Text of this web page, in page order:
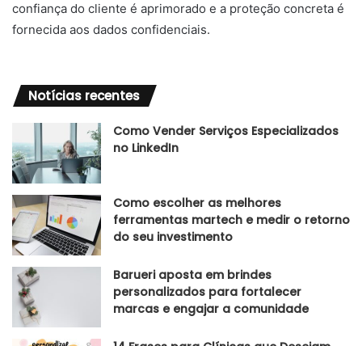
confiança do cliente é aprimorado e a proteção concreta é
fornecida aos dados confidenciais.
Notícias recentes
Como Vender Serviços Especializados
no LinkedIn
Como escolher as melhores
ferramentas martech e medir o retorno
do seu investimento
Barueri aposta em brindes
personalizados para fortalecer
marcas e engajar a comunidade